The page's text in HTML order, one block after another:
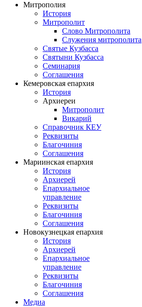
Митрополия
История
Митрополит
Слово Митрополита
Служения митрополита
Святые Кузбасса
Святыни Кузбасса
Семинария
Соглашения
Кемеровская епархия
История
Архиереи
Митрополит
Викарий
Справочник КЕУ
Реквизиты
Благочиния
Соглашения
Мариинская епархия
История
Архиерей
Епархиальное
управление
Реквизиты
Благочиния
Соглашения
Новокузнецкая епархия
История
Архиерей
Епархиальное
управление
Реквизиты
Благочиния
Соглашения
Медиа